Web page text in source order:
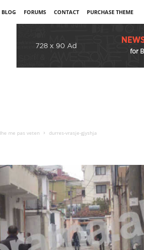
BLOG FORUMS CONTACT PURCHASE THEME
me pas veten durres-vrasje-gjyshja